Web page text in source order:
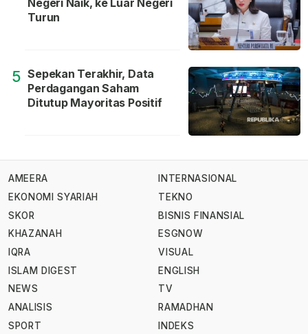
Turun
5 Sepekan Terakhir, Data
Perdagangan Saham
Ditutup Mayoritas Positif
AMEERA
EKONOMI SYARIAH
SKOR
KHAZANAH
IQRA
ISLAM DIGEST
NEWS
ANALISIS
SPORT
INTERNASIONAL
TEKNO
BISNIS FINANSIAL
ESGNOW
VISUAL
ENGLISH
TV
RAMADHAN
INDEKS